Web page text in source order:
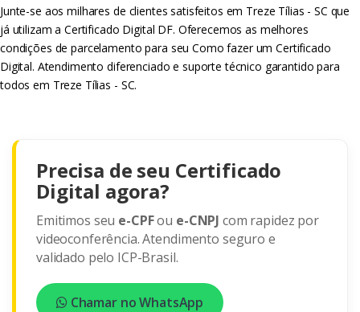
Junte-se aos milhares de clientes satisfeitos em Treze Tílias - SC que
já utilizam a Certificado Digital DF. Oferecemos as melhores
condições de parcelamento para seu Como fazer um Certificado
Digital. Atendimento diferenciado e suporte técnico garantido para
todos em Treze Tílias - SC.
Precisa de seu Certificado
Digital agora?
Emitimos seu e-CPFou e-CNPJ com rapidez por
videoconferência. Atendimento seguro e
validado pelo ICP-Brasil.
Chamar no WhatsApp